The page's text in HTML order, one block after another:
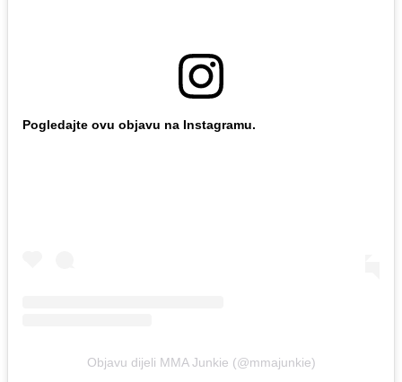
Pogledajte ovu objavu na Instagramu.
Objavu dijeli MMA Junkie (@mmajunkie)